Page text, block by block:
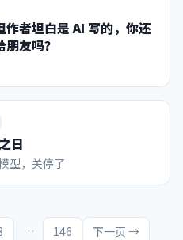
里面的赞助商收入开始看。
，今年3月下旬售罄，创单届
以使用世界杯名义进行产品
联带来的总收入，从俄罗斯
28亿美元。 FIFA合作伙伴
平均4年周期约支付2亿美
的签约价更高达约4亿美元。
括百威、美国银行、乐事、海
最多可签约10家本地赞助商。
者坦白是 AI 写的，你还
友吗？
日
型，关停了
… 146 下一页 →